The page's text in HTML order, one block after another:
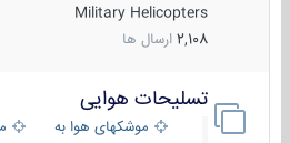
Military Helicopters
2,108 ارسال ها
تسلیحات هوایی
موشکهای هوا به هوا